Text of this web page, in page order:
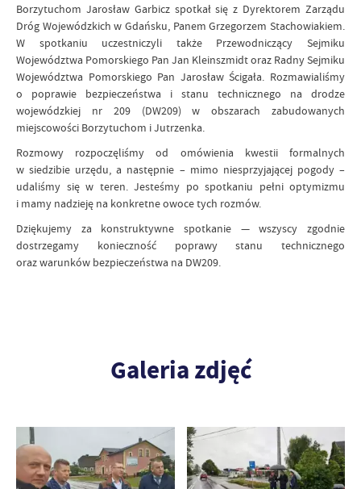
Borzytuchom Jarosław Garbicz spotkał się z Dyrektorem Zarządu
Dróg Wojewódzkich w Gdańsku, Panem Grzegorzem Stachowiakiem.
W spotkaniu uczestniczyli także Przewodniczący Sejmiku
Województwa Pomorskiego Pan Jan Kleinszmidt oraz Radny Sejmiku
Województwa Pomorskiego Pan Jarosław Ścigała. Rozmawialiśmy
o poprawie bezpieczeństwa i stanu technicznego na drodze
wojewódzkiej nr 209 (DW209) w obszarach zabudowanych
miejscowości Borzytuchom i Jutrzenka.
Rozmowy rozpoczęliśmy od omówienia kwestii formalnych
w siedzibie urzędu, a następnie – mimo niesprzyjającej pogody –
udaliśmy się w teren. Jesteśmy po spotkaniu pełni optymizmu
i mamy nadzieję na konkretne owoce tych rozmów.
Dziękujemy za konstruktywne spotkanie — wszyscy zgodnie
dostrzegamy konieczność poprawy stanu technicznego
oraz warunków bezpieczeństwa na DW209.
Galeria zdjęć